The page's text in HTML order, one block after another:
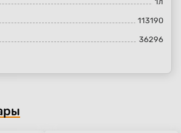
113190
36296